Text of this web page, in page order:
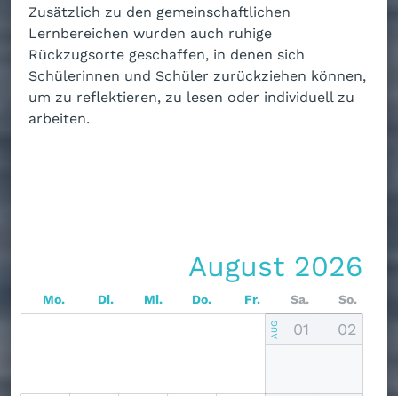
Zusätzlich zu den gemeinschaftlichen
Lernbereichen wurden auch ruhige
Rückzugsorte geschaffen, in denen sich
Schülerinnen und Schüler zurückziehen können,
um zu reflektieren, zu lesen oder individuell zu
arbeiten.
August 2026
Mo. Di. Mi. Do. Fr. Sa. So.
01
AUG 02